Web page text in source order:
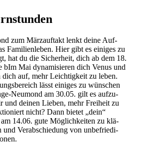
zum März­auf­takt lenkt deine Auf­
Fami­li­en­leben. Hier gibt es einiges zu
hat du die Sicher­heit, dich ab dem 18.
bIm Mai dyna­mi­sieren dich Venus und
dich auf, mehr Leich­tig­keit zu leben.
lässt einiges zu wün­schen
Neu­mond am 30.05. gilt es auf­zu­
und deinen Lieben, mehr Frei­heit zu
nicht? Dann bietet „dein“
14.06. gute Mög­lich­keiten zu klä­
und Ver­ab­schie­dung von unbe­frie­di­